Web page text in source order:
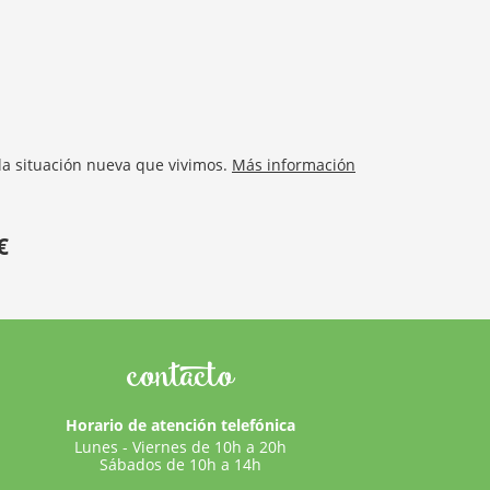
situación nueva que vivimos. Más información
contacto
Horario de atención telefónica
Lunes - Viernes de 10h a 20h
Sábados de 10h a 14h